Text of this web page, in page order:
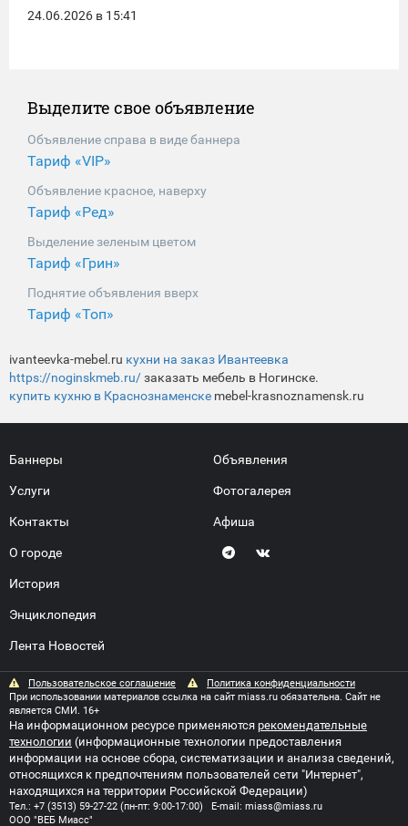
24.06.2026 в 15:41
Выделите свое объявление
Объявление справа в виде баннера
Тариф «VIP»
Объявление красное, наверху
Тариф «Ред»
Выделение зеленым цветом
Тариф «Грин»
Поднятие объявления вверх
Тариф «Топ»
ivanteevka-mebel.ru кухни на заказ Ивантеевка
https://noginskmeb.ru/заказать мебель в Ногинске.
купить кухню в Краснознаменске mebel-krasnoznamensk.ru
Баннеры
Услуги
Контакты
О городе
История
Энциклопедия
Лента Новостей
Объявления
Фотогалерея
Афиша
Пользовательское соглашение
Политика конфиденциальности
При использовании материалов ссылка на сайт miass.ru обязательна. Сайт не
является СМИ. 16+
На информационном ресурсе применяются рекомендательные
технологии (информационные технологии предоставления
информации на основе сбора, систематизации и анализа сведений,
относящихся к предпочтениям пользователей сети "Интернет",
находящихся на территории Российской Федерации)
Тел.: +7 (3513) 59-27-22 (пн-пт: 9:00-17:00) E-mail: miass@miass.ru
ООО "ВЕБ Миасс"